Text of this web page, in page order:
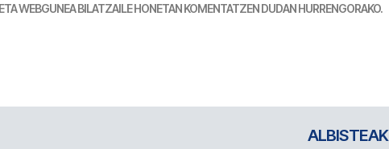
WEBGUNEA BILATZAILE HONETAN KOMENTATZEN DUDAN HURRENGORAKO.
ALBISTEAK